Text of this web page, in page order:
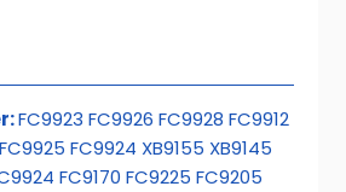
FC9923 FC9926 FC9928 FC9912
FC9924 XB9155 XB9145
FC9170 FC9225 FC9205